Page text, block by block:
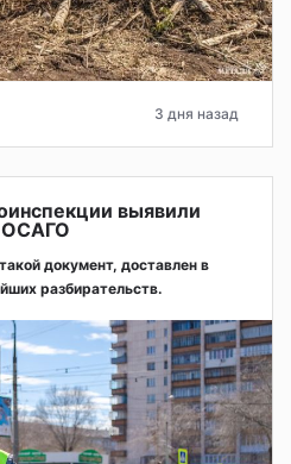
3 дня назад
выявили
ОСАГО
документ, доставлен в
разбирательств.